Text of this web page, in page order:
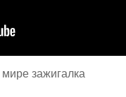
мире зажигалка